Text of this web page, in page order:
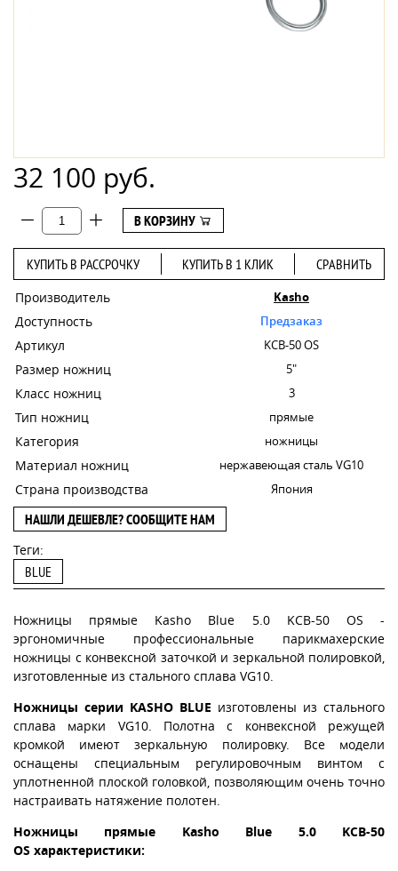
32 100 руб.
В КОРЗИНУ
КУПИТЬ В РАССРОЧКУ КУПИТЬ В 1 КЛИК СРАВНИТЬ
Производитель Kasho
Доступность Предзаказ
Артикул KCB-50 OS
Размер ножниц 5"
Класс ножниц 3
Тип ножниц прямые
Категория ножницы
Материал ножниц нержавеющая сталь VG10
Страна производства Япония
НАШЛИ ДЕШЕВЛЕ? СООБЩИТЕ НАМ
Теги:
BLUE
Ножницы прямые Kasho Blue 5.0 KCB-50 OS -
эргономичные профессиональные парикмахерские
ножницы с конвексной заточкой и зеркальной полировкой,
изготовленные из стального сплава VG10.
Ножницы серии KASHO BLUE изготовлены из стального
сплава марки VG10. Полотна с конвексной режущей
кромкой имеют зеркальную полировку. Все модели
оснащены специальным регулировочным винтом с
уплотненной плоской головкой, позволяющим очень точно
настраивать натяжение полотен.
Ножницы прямые Kasho Blue 5.0 KCB-50
OS характеристики: